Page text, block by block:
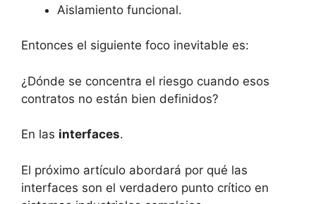
Aislamiento funcional.
Entonces el siguiente foco inevitable es:
¿Dónde se concentra el riesgo cuando esos
contratos no están bien definidos?
En las interfaces.
El próximo artículo abordará por qué las
interfaces son el verdadero punto crítico en